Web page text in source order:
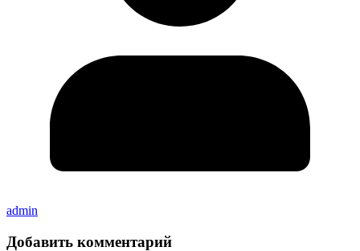
admin
Добавить комментарий